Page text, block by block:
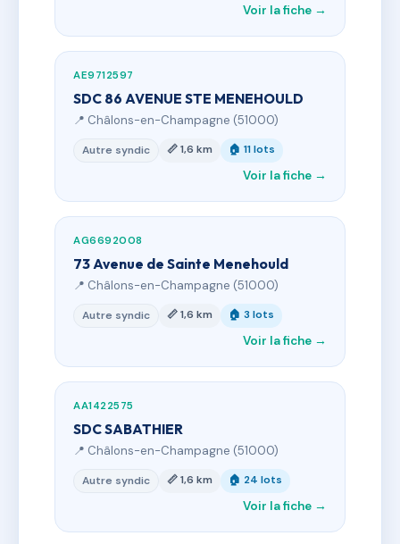
Voir la fiche →
AE9712597
SDC 86 AVENUE STE MENEHOULD
📍 Châlons-en-Champagne (51000)
Autre syndic 📏 1,6 km 🏠 11 lots
Voir la fiche →
AG6692008
73 Avenue de Sainte Menehould
📍 Châlons-en-Champagne (51000)
Autre syndic 📏 1,6 km 🏠 3 lots
Voir la fiche →
AA1422575
SDC SABATHIER
📍 Châlons-en-Champagne (51000)
Autre syndic 📏 1,6 km 🏠 24 lots
Voir la fiche →